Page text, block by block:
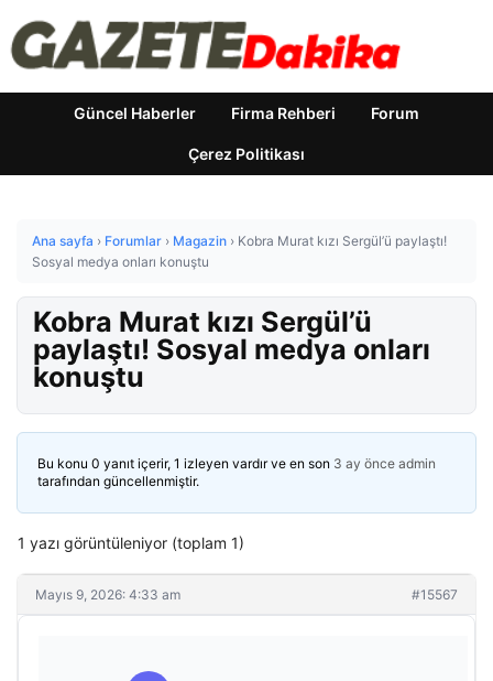
Güncel Haberler Firma Rehberi Forum
Çerez Politikası
Ana sayfa › Forumlar › Magazin › Kobra Murat kızı Sergül’ü paylaştı!
Sosyal medya onları konuştu
Kobra Murat kızı Sergül’ü
paylaştı! Sosyal medya onları
konuştu
Bu konu 0 yanıt içerir, 1 izleyen vardır ve en son 3 ay önce admin
tarafından güncellenmiştir.
1 yazı görüntüleniyor (toplam 1)
Mayıs 9, 2026: 4:33 am #15567